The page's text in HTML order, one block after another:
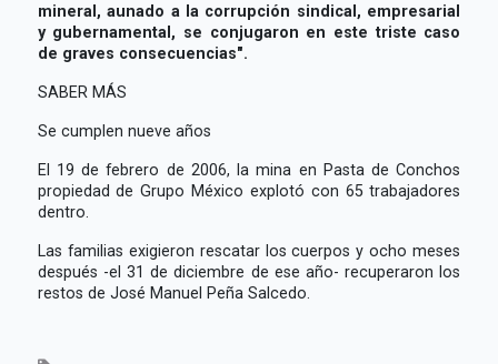
mineral, aunado a la corrupción sindical, empresarial
y gubernamental, se conjugaron en este triste caso
de graves consecuencias".
SABER MÁS
Se cumplen nueve años
El 19 de febrero de 2006, la mina en Pasta de Conchos
propiedad de Grupo México explotó con 65 trabajadores
dentro.
Las familias exigieron rescatar los cuerpos y ocho meses
después -el 31 de diciembre de ese año- recuperaron los
restos de José Manuel Peña Salcedo.